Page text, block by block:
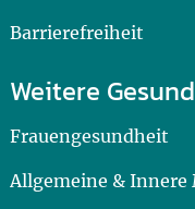
Barrierefreiheit
Weitere
Frauengesundheit
Allgemeine & Innere